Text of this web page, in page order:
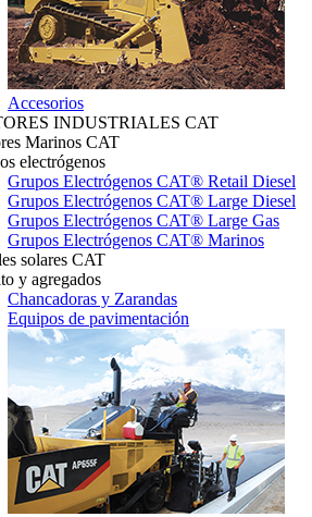
Accesorios
INDUSTRIALES CAT
Marinos CAT
electrógenos
Grupos Electrógenos CAT® Retail Diesel
Grupos Electrógenos CAT® Large Diesel
Grupos Electrógenos CAT® Large Gas
Grupos Electrógenos CAT® Marinos
solares CAT
y agregados
Chancadoras y Zarandas
Equipos de pavimentación